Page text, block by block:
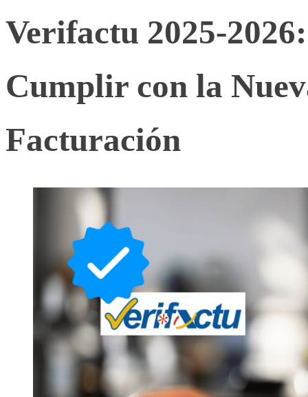
Verifactu 2025-
Cumplir con la
Facturación